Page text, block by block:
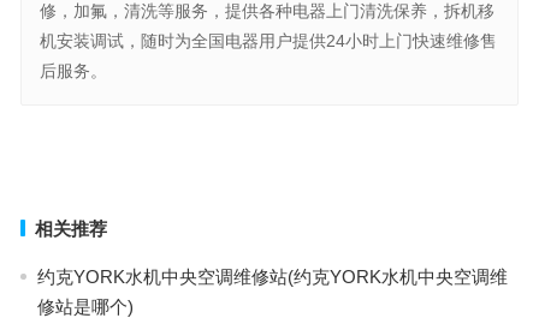
修，加氟，清洗等服务，提供各种电器上门清洗保养，拆机移
机安装调试，随时为全国电器用户提供24小时上门快速维修售
后服务。
相关推荐
约克YORK水机中央空调维修站(约克YORK水机中央空调维
修站是哪个)